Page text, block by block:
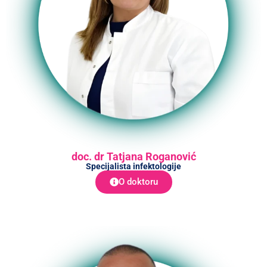
doc. dr Tatjana Roganović
Specijalista infektologije
O doktoru